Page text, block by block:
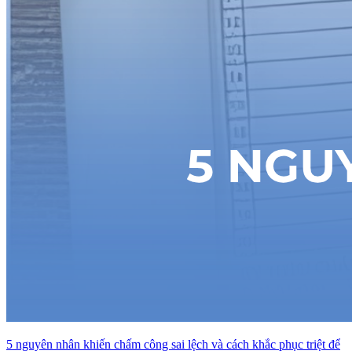
5 nguyên nhân khiến chấm công sai lệch và cách khắc phục triệt để